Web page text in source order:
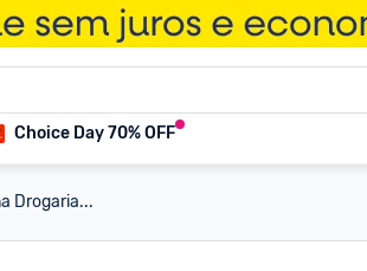
Choice Day 70% OFF
Drogaria...